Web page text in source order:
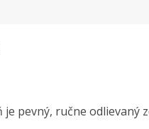
pevný, ručne odlievaný